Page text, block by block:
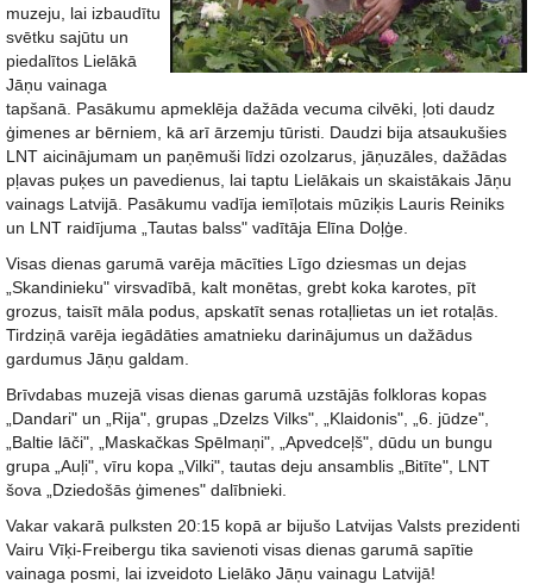
muzeju, lai izbaudītu
svētku sajūtu un
piedalītos Lielākā
Jāņu vainaga
tapšanā. Pasākumu apmeklēja dažāda vecuma cilvēki, ļoti daudz
ģimenes ar bērniem, kā arī ārzemju tūristi. Daudzi bija atsaukušies
LNT aicinājumam un paņēmuši līdzi ozolzarus, jāņuzāles, dažādas
pļavas puķes un pavedienus, lai taptu Lielākais un skaistākais Jāņu
vainags Latvijā. Pasākumu vadīja iemīļotais mūziķis Lauris Reiniks
un LNT raidījuma „Tautas balss" vadītāja Elīna Doļģe.
Visas dienas garumā varēja mācīties Līgo dziesmas un dejas
„Skandinieku" virsvadībā, kalt monētas, grebt koka karotes, pīt
grozus, taisīt māla podus, apskatīt senas rotaļlietas un iet rotaļās.
Tirdziņā varēja iegādāties amatnieku darinājumus un dažādus
gardumus Jāņu galdam.
Brīvdabas muzejā visas dienas garumā uzstājās folkloras kopas
„Dandari" un „Rija", grupas „Dzelzs Vilks", „Klaidonis", „6. jūdze",
„Baltie lāči", „Maskačkas Spēlmaņi", „Apvedceļš", dūdu un bungu
grupa „Auļi", vīru kopa „Vilki", tautas deju ansamblis „Bitīte", LNT
šova „Dziedošās ģimenes" dalībnieki.
Vakar vakarā pulksten 20:15 kopā ar bijušo Latvijas Valsts prezidenti
Vairu Vīķi-Freibergu tika savienoti visas dienas garumā sapītie
vainaga posmi, lai izveidoto Lielāko Jāņu vainagu Latvijā!